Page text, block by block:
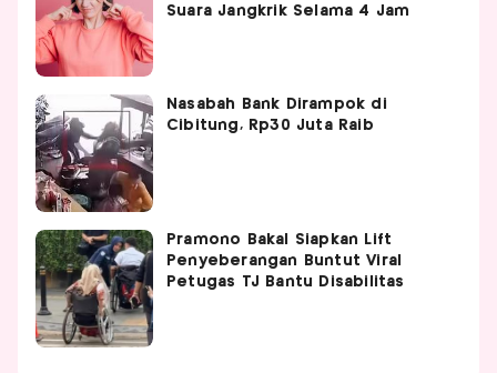
Suara Jangkrik Selama 4 Jam
Nasabah Bank Dirampok di
Cibitung, Rp30 Juta Raib
Pramono Bakal Siapkan Lift
Penyeberangan Buntut Viral
Petugas TJ Bantu Disabilitas